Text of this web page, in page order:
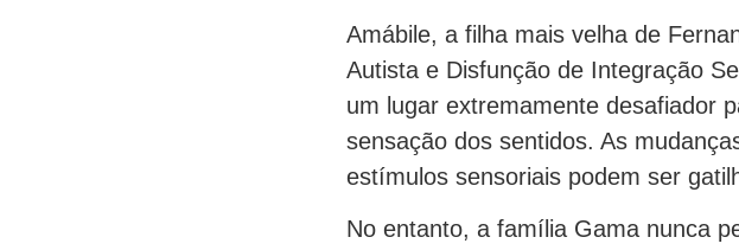
Amábile, a filha mais velha de
Autista e Disfunção de Integração
um lugar extremamente desafiador
sensação dos sentidos. As
estímulos sensoriais podem ser
No entanto, a família Gama nunca